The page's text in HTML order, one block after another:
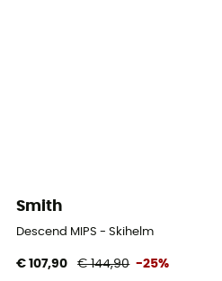
Smith
Descend MIPS - Skihelm
€ 107,90 € 144,90 -25%